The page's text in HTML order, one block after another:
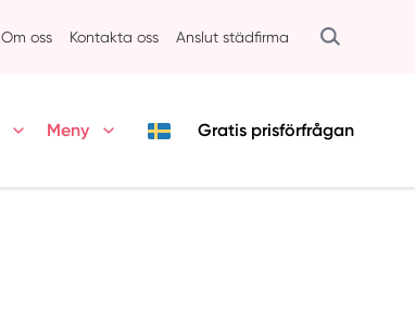
Om oss Kontakta oss Anslut städfirma
Meny Gratis prisförfrågan